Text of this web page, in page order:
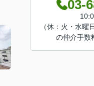
03-
（休：火・水曜
の仲介手数